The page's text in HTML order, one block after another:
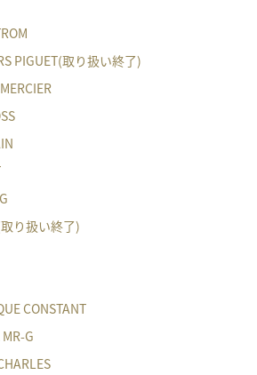
PIGUET(取り扱い終了)
り扱い終了)
CONSTANT
G